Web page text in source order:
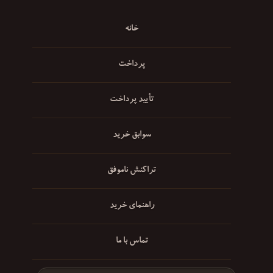
خانه
پرداخت
تأیید پرداخت
سوابق خرید
تراکنش ناموفق
راهنمای خرید
تماس با ما